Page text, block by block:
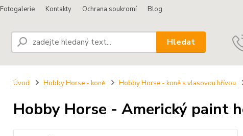
Fotogalerie Kontakty Ochrana soukromí Blog
Hledat
Úvod Hobby Horse - koně Hobby Horse - koně s vlasovou hřívou
Hobby Horse - Americký paint